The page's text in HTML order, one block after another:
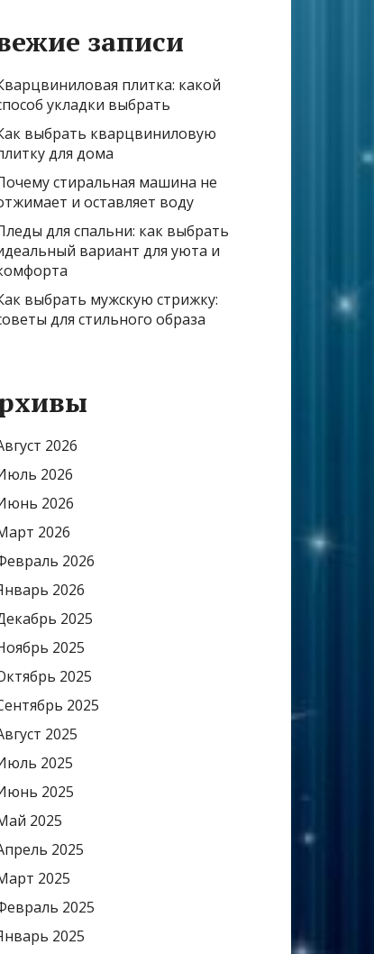
записи
плитка: какой
укладки выбрать
выбрать кварцвиниловую
для дома
стиральная машина не
и оставляет воду
для спальни: как выбрать
вариант для уюта и
выбрать мужскую стрижку:
для стильного образа
2026
2026
2026
2026
2026
2026
2025
2025
2025
2025
2025
2025
2025
2025
2025
2025
2025
2025